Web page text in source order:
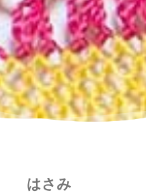
はさみ